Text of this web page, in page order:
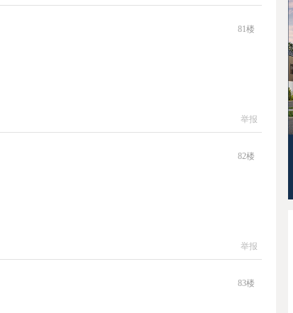
81楼
举报
82楼
举报
83楼